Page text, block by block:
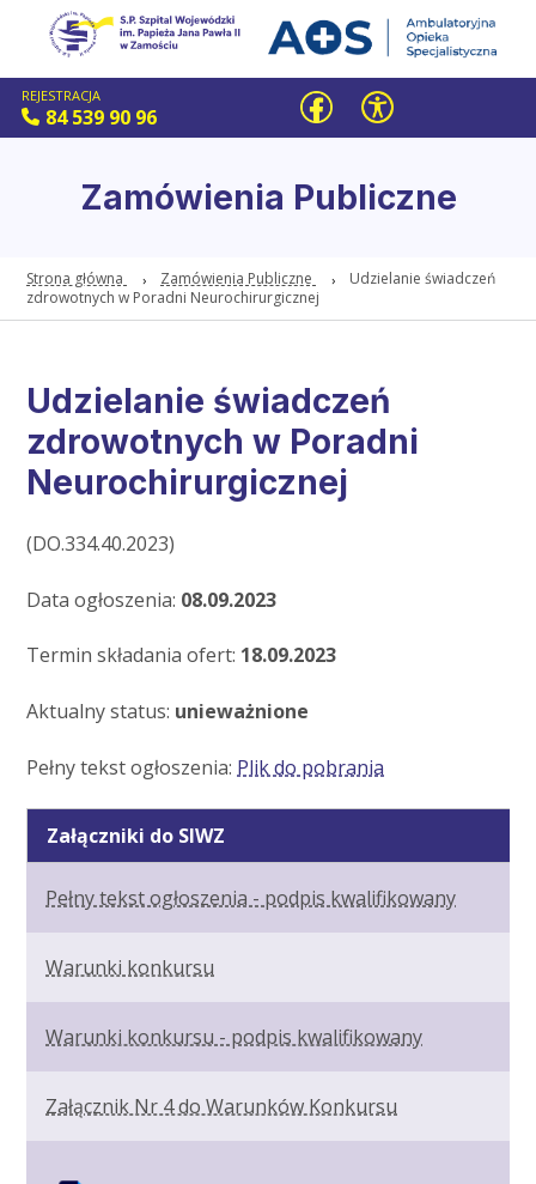
REJESTRACJA
84 539 90 96
Zamówienia Publiczne
Strona główna Zamówienia Publiczne
Udzielanie świadczeń
zdrowotnych w Poradni Neurochirurgicznej
Udzielanie świadczeń
zdrowotnych w Poradni
Neurochirurgicznej
(DO.334.40.2023)
Data ogłoszenia: 08.09.2023
Termin składania ofert: 18.09.2023
Aktualny status: unieważnione
Pełny tekst ogłoszenia: Plik do pobrania
Załączniki do SIWZ
Pełny tekst ogłoszenia - podpis kwalifikowany
Warunki konkursu
Warunki konkursu - podpis kwalifikowany
Załącznik Nr 4 do Warunków Konkursu